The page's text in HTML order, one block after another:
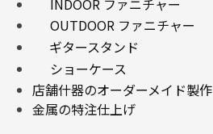
OUTDOOR ファニチャー
ギタースタンド
ショーケース
店舗什器のオーダーメイド製作
金属の特注仕上げ